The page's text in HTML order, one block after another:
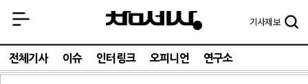
기사제보
전체기사 이슈 인터링크 오피니언 연구소